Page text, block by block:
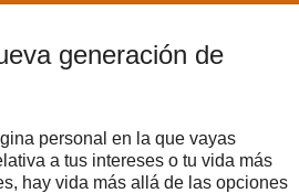
generación de
personal en la que vayas
a tus intereses o tu vida más
hay vida más allá de las opciones